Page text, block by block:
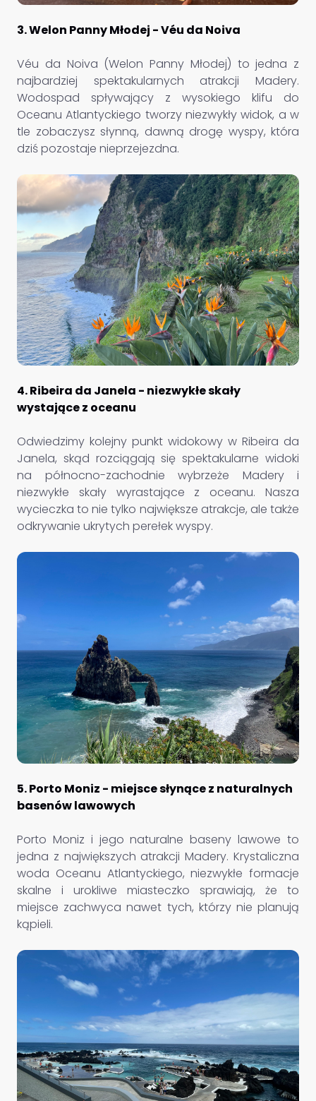
3. Welon Panny Młodej - Véu da Noiva
Véu da Noiva (Welon Panny Młodej) to jedna z
najbardziej spektakularnych atrakcji Madery.
Wodospad spływający z wysokiego klifu do
Oceanu Atlantyckiego tworzy niezwykły widok, a w
tle zobaczysz słynną, dawną drogę wyspy, która
dziś pozostaje nieprzejezdna.
4. Ribeira da Janela - niezwykłe skały
wystające z oceanu
Odwiedzimy kolejny punkt widokowy w Ribeira da
Janela, skąd rozciągają się spektakularne widoki
na północno-zachodnie wybrzeże Madery i
niezwykłe skały wyrastające z oceanu. Nasza
wycieczka to nie tylko największe atrakcje, ale także
odkrywanie ukrytych perełek wyspy.
5. Porto Moniz - miejsce słynące z naturalnych
basenów lawowych
Porto Moniz i jego naturalne baseny lawowe to
jedna z największych atrakcji Madery. Krystaliczna
woda Oceanu Atlantyckiego, niezwykłe formacje
skalne i urokliwe miasteczko sprawiają, że to
miejsce zachwyca nawet tych, którzy nie planują
kąpieli.